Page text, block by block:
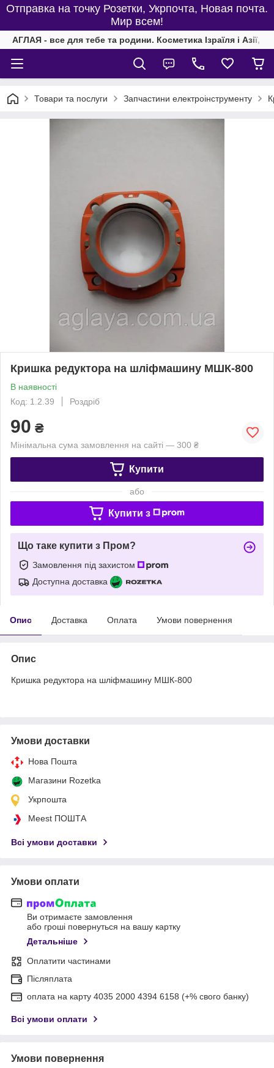
Отправка на точку Розетки, Укрпочта, Новая почта.
Мир всем!
АГЛАЯ - все для тебе та родини. Косметика Ізраїля і Азії,
Товари та послуги Запчастини електроінструменту
Кришка редуктора на шліфмашину МШК-800
В наявності
Код: 1.2.39
Роздріб
90 ₴
Мінімальна сума замовлення на сайті — 300 ₴
Купити
або
Купити з
Що таке купити з Пром?
Замовлення під захистом
Доступна доставка
Опис Доставка Оплата Умови повернення
Опис
Кришка редуктора на шліфмашину МШК-800
Умови доставки
Нова Пошта
Магазини Rozetka
Укрпошта
Meest ПОШТА
Всі умови доставки
Умови оплати
Ви отримаєте замовлення
або гроші повернуться на вашу картку
Детальніше
Оплатити частинами
Післяплата
оплата на карту 4035 2000 4394 6158 (+% свого банку)
Всі умови оплати
Умови повернення